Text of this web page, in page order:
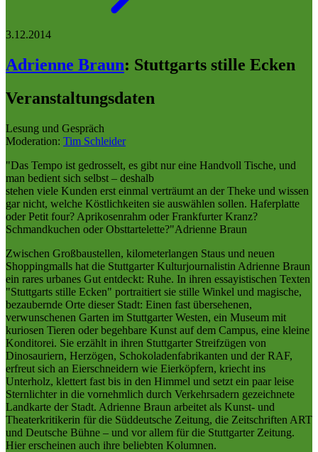
3.12.2014
Adrienne Braun: Stuttgarts stille Ecken
Veranstaltungsdaten
Lesung und Gespräch
Moderation: Tim Schleider
"Das Tempo ist gedrosselt, es gibt nur eine Handvoll Tische, und
man bedient sich selbst – deshalb
stehen viele Kunden erst einmal verträumt an der Theke und wissen
gar nicht, welche Köstlichkeiten sie auswählen sollen. Haferplatte
oder Petit four? Aprikosenrahm oder Frankfurter Kranz?
Schmandkuchen oder Obsttartelette?"Adrienne Braun
Zwischen Großbaustellen, kilometerlangen Staus und neuen
Shoppingmalls hat die Stuttgarter Kulturjournalistin Adrienne Braun
ein rares urbanes Gut entdeckt: Ruhe. In ihren essayistischen Texten
"Stuttgarts stille Ecken" portraitiert sie stille Winkel und magische,
bezaubernde Orte dieser Stadt: Einen fast übersehenen,
verwunschenen Garten im Stuttgarter Westen, ein Museum mit
kuriosen Tieren oder begehbare Kunst auf dem Campus, eine kleine
Konditorei. Sie erzählt in ihren Stuttgarter Streifzügen von
Dinosauriern, Herzögen, Schokoladenfabrikanten und der RAF,
erfreut sich an Eierschneidern wie Eierköpfern, kriecht ins
Unterholz, klettert fast bis in den Himmel und setzt ein paar leise
Sternlichter in die vornehmlich durch Verkehrsadern gezeichnete
Landkarte der Stadt. Adrienne Braun arbeitet als Kunst- und
Theaterkritikerin für die Süddeutsche Zeitung, die Zeitschriften ART
und Deutsche Bühne – und vor allem für die Stuttgarter Zeitung.
Hier erscheinen auch ihre beliebten Kolumnen.